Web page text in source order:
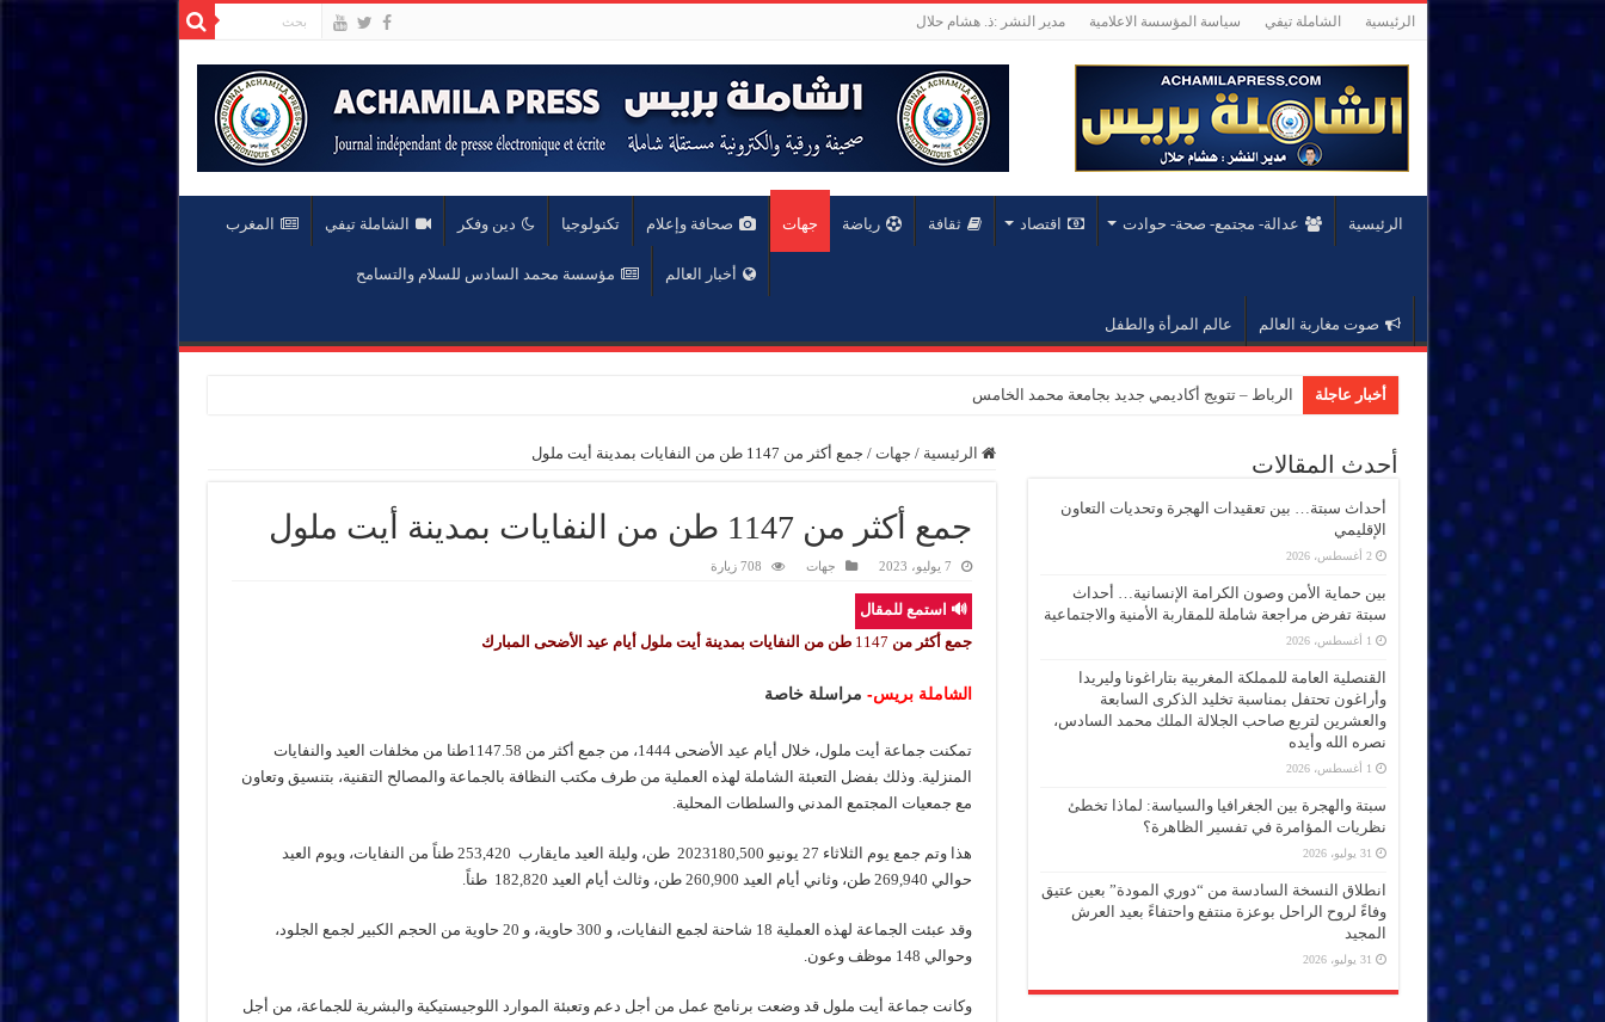
الرئيسية الشاملة تيفي سياسة المؤسسة الاعلامية مدير النشر :ذ. هشام حلال
الرئيسية عدالة- مجتمع- صحة- حوادت اقتصاد ثقافة رياضة جهات صحافة وإعلام تكنولوجيا دين وفكر الشاملة تيفي المغرب
أخبار العالم مؤسسة محمد السادس للسلام والتسامح
صوت مغاربة العالم عالم المرأة والطفل
أخبار عاجلة الرباط – تتويج أكاديمي جديد بجامعة محمد الخامس
الرئيسية / جهات / جمع أكثر من 1147 طن من النفايات بمدينة أيت ملول
جمع أكثر من 1147 طن من النفايات بمدينة أيت ملول
7 يوليو، 2023 جهات 708 زيارة
🔊 استمع للمقال
جمع أكثر من 1147 طن من النفايات بمدينة أيت ملول أيام عيد الأضحى المبارك
الشاملة بريس- مراسلة خاصة
تمكنت جماعة أيت ملول، خلال أيام عيد الأضحى 1444، من جمع أكثر من 1147.58طنا من مخلفات العيد والنفايات
المنزلية. وذلك بفضل التعبئة الشاملة لهذه العملية من طرف مكتب النظافة بالجماعة والمصالح التقنية، بتنسيق وتعاون
مع جمعيات المجتمع المدني والسلطات المحلية.
هذا وتم جمع يوم الثلاثاء 27 يونيو 2023180,500 طن، وليلة العيد مايقارب 253,420 طناً من النفايات، ويوم العيد
حوالي 269,940 طن، وثاني أيام العيد 260,900 طن، وثالث أيام العيد 182,820 طناً.
وقد عبئت الجماعة لهذه العملية 18 شاحنة لجمع النفايات، و 300 حاوية، و 20 حاوية من الحجم الكبير لجمع الجلود،
وحوالي 148 موظف وعون.
وكانت جماعة أيت ملول قد وضعت برنامج عمل من أجل دعم وتعبئة الموارد اللوجيستيكية والبشرية للجماعة، من أجل
أحدث المقالات
أحداث سبتة… بين تعقيدات الهجرة وتحديات التعاون
الإقليمي
2 أغسطس، 2026
بين حماية الأمن وصون الكرامة الإنسانية… أحداث
سبتة تفرض مراجعة شاملة للمقاربة الأمنية والاجتماعية
1 أغسطس، 2026
القنصلية العامة للمملكة المغربية بتاراغونا وليريدا
وأراغون تحتفل بمناسبة تخليد الذكرى السابعة
والعشرين لتربع صاحب الجلالة الملك محمد السادس،
نصره الله وأيده
1 أغسطس، 2026
سبتة والهجرة بين الجغرافيا والسياسة: لماذا تخطئ
نظريات المؤامرة في تفسير الظاهرة؟
31 يوليو، 2026
انطلاق النسخة السادسة من “دوري المودة” بعين عتيق
وفاءً لروح الراحل بوعزة منتفع واحتفاءً بعيد العرش
المجيد
31 يوليو، 2026